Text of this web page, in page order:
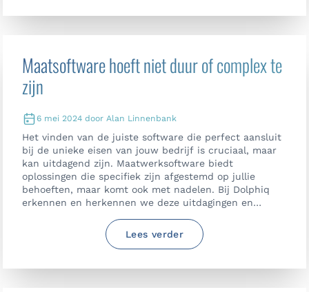
Maatsoftware hoeft niet duur of complex te
zijn
6 mei 2024 door Alan Linnenbank
Het vinden van de juiste software die perfect aansluit
bij de unieke eisen van jouw bedrijf is cruciaal, maar
kan uitdagend zijn. Maatwerksoftware biedt
oplossingen die specifiek zijn afgestemd op jullie
behoeften, maar komt ook met nadelen. Bij Dolphiq
erkennen en herkennen we deze uitdagingen en
Qore.works ontwikkeld, om deze uitdagingen effectief
aan te pakken. Door middel van onze agile aanpak
softwarebehoeften voldoen. Hieronder lees je hoe we
Lees verder